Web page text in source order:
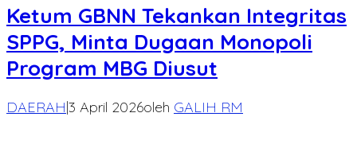
Ketum GBNN Tekankan Integritas
SPPG, Minta Dugaan Monopoli
Program MBG Diusut
DAERAH|3 April 2026oleh GALIH RM